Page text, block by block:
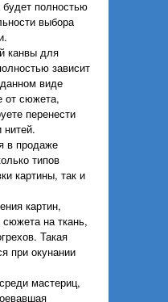
будет полностью
выбора
канвы для
зависит
виде
от сюжета,
перенести
в продаже
типов
картины, так и
картин,
на ткань,
Такая
при окунании
мастериц,